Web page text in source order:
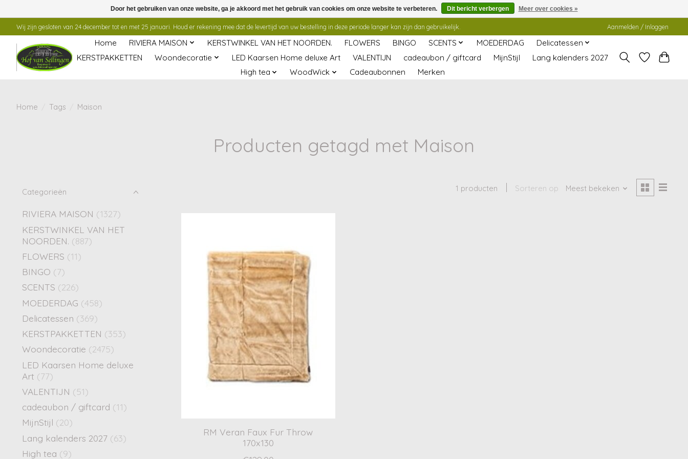
Wij zijn gesloten van 24 december tot en met 25 januari. Houd er rekening mee dat de levertijd van uw bestelling in deze periode langer kan zijn dan gebruikelijk. Aanmelden / Inloggen
Home RIVIERA MAISON KERSTWINKEL VAN HET NOORDEN. FLOWERS BINGO SCENTS MOEDERDAG
Delicatessen
KERSTPAKKETTEN
Woondecoratie LED Kaarsen Home deluxe Art VALENTIJN cadeaubon / giftcard MijnStijl
Lang kalenders 2027
High tea
WoodWick Cadeaubonnen Merken
Home Tags Maison
Producten getagd met Maison
Categorieën
RIVIERA MAISON (1327)
KERSTWINKEL VAN HET
NOORDEN. (887)
FLOWERS (11)
BINGO (7)
SCENTS (226)
MOEDERDAG (458)
Delicatessen (369)
KERSTPAKKETTEN (353)
Woondecoratie (2475)
LED Kaarsen Home deluxe
Art (77)
VALENTIJN (51)
cadeaubon / giftcard (11)
MijnStijl (20)
Lang kalenders 2027 (63)
High tea (9)
1 producten Sorteren op Meest bekeken
RM Veran Faux Fur Throw
170x130
Door het gebruiken van onze website, ga je akkoord met het gebruik van cookies om onze website te verbeteren. Dit bericht verbergen Meer over cookies »